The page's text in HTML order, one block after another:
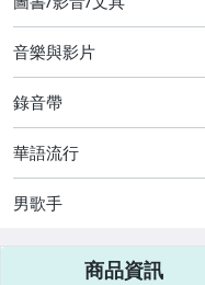
音樂與影片
錄音帶
華語流行
男歌手
商品資訊